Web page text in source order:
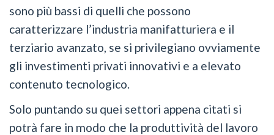
sono più bassi di quelli che possono
caratterizzare l’industria manifatturiera e il
terziario avanzato, se si privilegiano ovviamente
gli investimenti privati innovativi e a elevato
contenuto tecnologico.
Solo puntando su quei settori appena citati si
potrà fare in modo che la produttività del lavoro